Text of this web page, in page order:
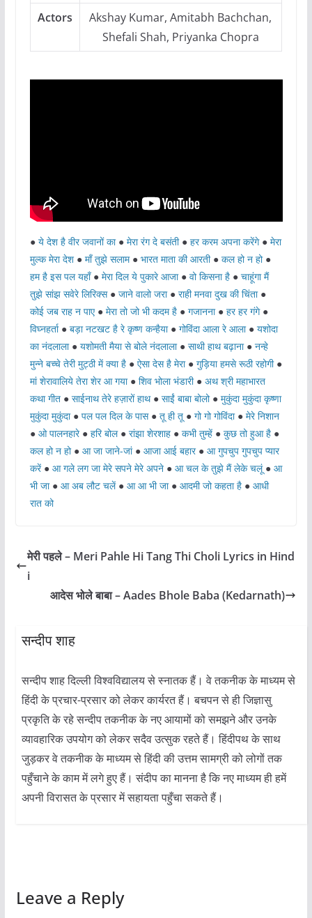
Actors
Akshay Kumar, Amitabh Bachchan,
Shefali Shah, Priyanka Chopra
● ये देश है वीर जवानों का● मेरा रंग दे बसंती● हर करम अपना करेंगे● मेरा
मुल्क मेरा देश● माँ तुझे सलाम● भारत माता की आरती● कल हो न हो●
हम है इस पल यहाँ● मेरा दिल ये पुकारे आजा● वो किसना है● चाहूंगा मैं
तुझे सांझ सवेरे लिरिक्स● जाने वालो जरा● राही मनवा दुख की चिंता●
कोई जब राह न पाए● मेरा तो जो भी कदम है● गजानना● हर हर गंगे●
विघ्नहर्ता● बड़ा नटखट है रे कृष्ण कन्हैया● गोविंदा आला रे आला● यशोदा
का नंदलाला● यशोमती मैया से बोले नंदलाला● साथी हाथ बढ़ाना● नन्हे
मुन्ने बच्चे तेरी मुट्ठी में क्या है● ऐसा देस है मेरा● गुड़िया हमसे रूठी रहोगी●
मां शेरावालिये तेरा शेर आ गया● शिव भोला भंडारी● अथ श्री महाभारत
कथा गीत● साईनाथ तेरे हज़ारों हाथ● साईं बाबा बोलो● मुकुंदा मुकुंदा कृष्णा
मुकुंदा मुकुंदा● पल पल दिल के पास● तू ही तू● गो गो गोविंदा● मेरे निशान
● ओ पालनहारे● हरि बोल● रांझा शेरशाह● कभी तुम्हें● कुछ तो हुआ है●
कल हो न हो● आ जा जाने-जां● आजा आई बहार● आ गुपचुप गुपचुप प्यार
करें● आ गले लग जा मेरे सपने मेरे अपने● आ चल के तुझे मैं लेके चलूं● आ
भी जा● आ अब लौट चलें● आ आ भी जा● आदमी जो कहता है● आधी
रात को
मेरी पहले – Meri Pahle Hi Tang Thi Choli Lyrics in Hind
i
आदेस भोले बाबा – Aades Bhole Baba (Kedarnath)
सन्दीप शाह
सन्दीप शाह दिल्ली विश्वविद्यालय से स्नातक हैं। वे तकनीक के माध्यम से
हिंदी के प्रचार-प्रसार को लेकर कार्यरत हैं। बचपन से ही जिज्ञासु
प्रकृति के रहे सन्दीप तकनीक के नए आयामों को समझने और उनके
व्यावहारिक उपयोग को लेकर सदैव उत्सुक रहते हैं। हिंदीपथ के साथ
जुड़कर वे तकनीक के माध्यम से हिंदी की उत्तम सामग्री को लोगों तक
पहुँचाने के काम में लगे हुए हैं। संदीप का मानना है कि नए माध्यम ही हमें
अपनी विरासत के प्रसार में सहायता पहुँचा सकते हैं।
Leave a Reply